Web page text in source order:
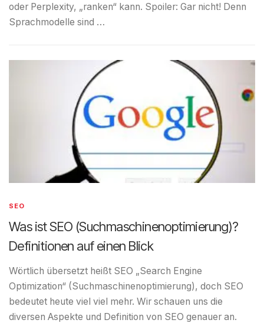
oder Perplexity, „ranken“ kann. Spoiler: Gar nicht! Denn
Sprachmodelle sind …
SEO
Was ist SEO (Suchmaschinenoptimierung)?
Definitionen auf einen Blick
Wörtlich übersetzt heißt SEO „Search Engine
Optimization“ (Suchmaschinenoptimierung), doch SEO
bedeutet heute viel viel mehr. Wir schauen uns die
diversen Aspekte und Definition von SEO genauer an.